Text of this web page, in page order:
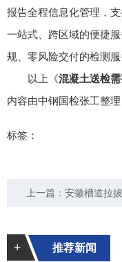
报告全程信息化管理，
一站式、跨区域的便捷
规、零风险交付的检测服
以上《混凝土送检
内容由中钢国检张工整
标签：
上一篇：安徽槽道拉拔、承载力一站式检测
+ 推荐新闻